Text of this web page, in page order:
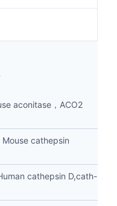
aconitase，ACO2
Mouse cathepsin
cathepsin D,cath-